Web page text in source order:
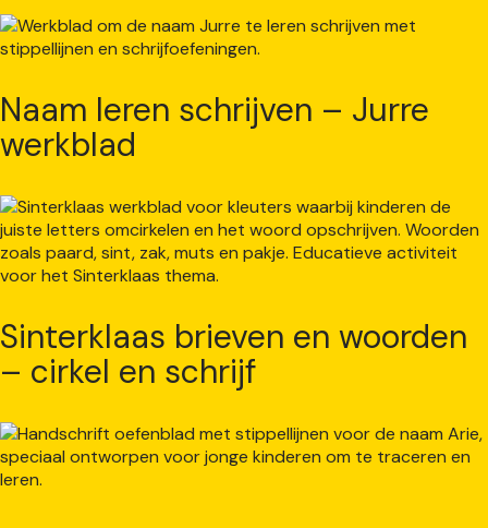
Naam leren schrijven – Jurre
werkblad
Sinterklaas brieven en woorden
– cirkel en schrijf